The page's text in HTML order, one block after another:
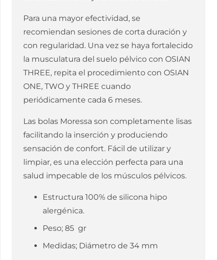
Para una mayor efectividad, se
recomiendan sesiones de corta duración y
con regularidad. Una vez se haya fortalecido
la musculatura del suelo pélvico con OSIAN
THREE, repita el procedimiento con OSIAN
ONE, TWO y THREE cuando
periódicamente cada 6 meses.
Las bolas Moressa son completamente lisas
facilitando la inserción y produciendo
sensación de confort. Fácil de utilizar y
limpiar, es una elección perfecta para una
salud impecable de los músculos pélvicos.
Estructura 100% de silicona hipo
alergénica.
Peso; 85 gr
Medidas; Diámetro de 34 mm